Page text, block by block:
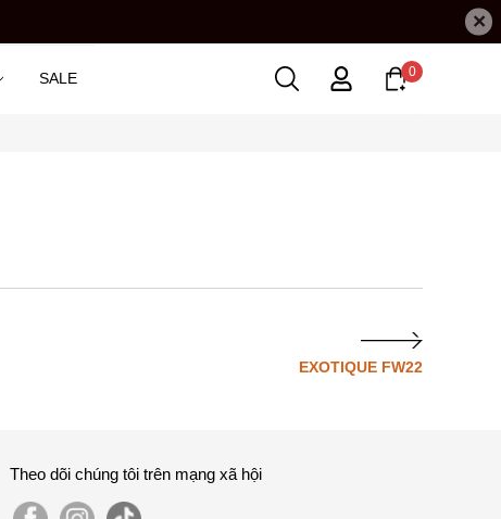
×
SALE 0
EXOTIQUE FW22
Theo dõi chúng tôi trên mạng xã hội